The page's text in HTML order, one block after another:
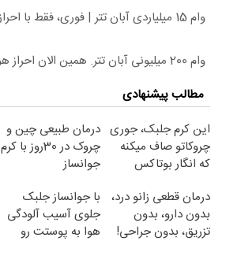
وام 15 میلیاردی آبان تتر | فوری، فقط با احراز هویت
وام 200 میلیونی آبان تتر. همین الان احراز هویت کن!
مطالب پیشنهادی
این کرم جلبک، جوری
چروکاتو صاف میکنه
که انگار بوتاکس
درمان طبیعی چین و
چروک در 30روز با کرم
جوانساز
درمان قطعی زانو درد،
بدون دارو، بدون
تزریق، بدون جراحی!
با جوانساز جلبک
جلوی آسیب آلودگی
هوا به پوستت رو